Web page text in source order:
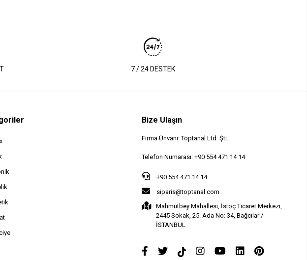
7 / 24 DESTEK
Bize Ulaşın
Firma Ünvanı: Toptanal Ltd. Şti.
Telefon Numarası: +90 554 471 14 14
+90 554 471 14 14
siparis@toptanal.com
Mahmutbey Mahallesi, İstoç Ticaret Merkezi,
2445 Sokak, 25. Ada No: 34, Bağcılar /
İSTANBUL